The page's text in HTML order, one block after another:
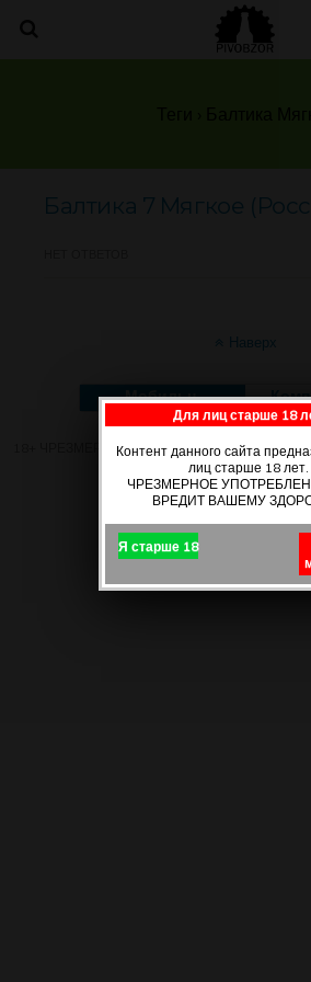
Балтика 7 Мягкое
Наверх
Мобильн.
18+ ЧРЕЗМЕРНОЕ УПОТРЕБЛЕНИЕ ПИВА
Для лиц старше 18
Контент данного сайта
лиц старше 18 лет.
ЧРЕЗМЕРНОЕ
ВРЕДИТ ВАШЕМУ
Я старше 18